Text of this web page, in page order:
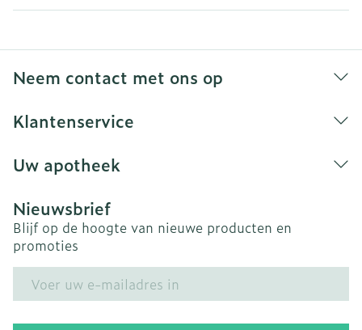
Neem contact met ons op
Klantenservice
Uw apotheek
Nieuwsbrief
Blijf op de hoogte van nieuwe producten en
promoties